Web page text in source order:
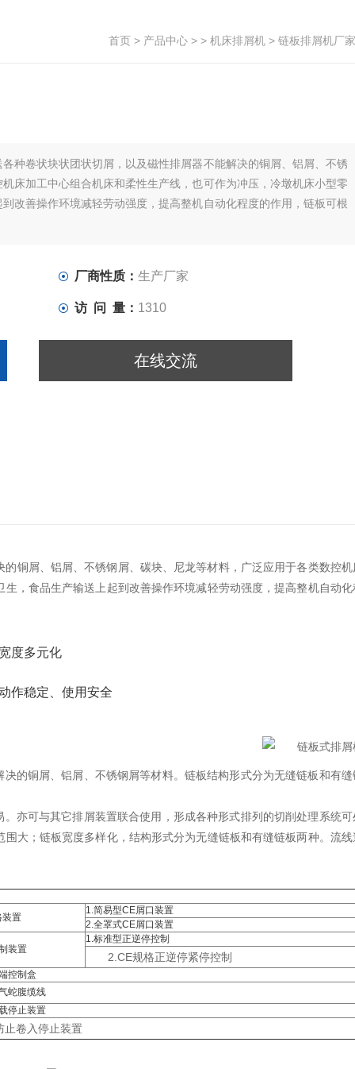
首页 > 产品中心 > > 机床排屑机 > 链板排屑机厂家
种卷状块状团状切屑，以及磁性排屑器不能解决的铜屑、铝屑、不锈
床加工中心组合机床和柔性生产线，也可作为冲压，冷墩机床小型零
改善操作环境减轻劳动强度，提高整机自动化程度的作用，链板可根
厂商性质： 生产厂家
访 问 量： 1310
在线交流
铜屑、铝屑、不锈钢屑、碳块、尼龙等材料，广泛应用于各类数控机
，食品生产输送上起到改善操作环境减轻劳动强度，提高整机自动化
宽度多元化
作稳定、使用安全
的铜屑、铝屑、不锈钢屑等材料。链板结构形式分为无缝链板和有缝
亦可与其它排屑装置联合使用，形成各种形式排列的切削处理系统可
大；链板宽度多样化，结构形式分为无缝链板和有缝链板两种。流线
装置
1.简易型CE屑口装置
2.全罩式CE屑口装置
装置
1.标准型正逆停控制
2.CE规格正逆停紧停控制
控制盒
蛇腹缆线
停止装置
止卷入停止装置